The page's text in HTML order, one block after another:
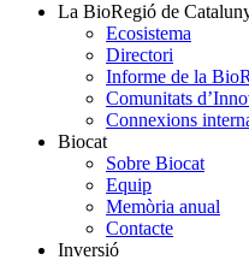
La BioRegió de
Ecosistema
Directori
Informe de la
Comunitats
Connexions
Biocat
Sobre Biocat
Equip
Memòria anual
Contacte
Inversió